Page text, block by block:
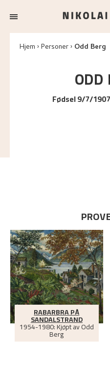
Hjem Personer Odd Berg
ODD
Fødsel 9/7/
RABARBRA PÅ
SANDALSTRAND
1954-1980: Kjøpt av Odd
Berg